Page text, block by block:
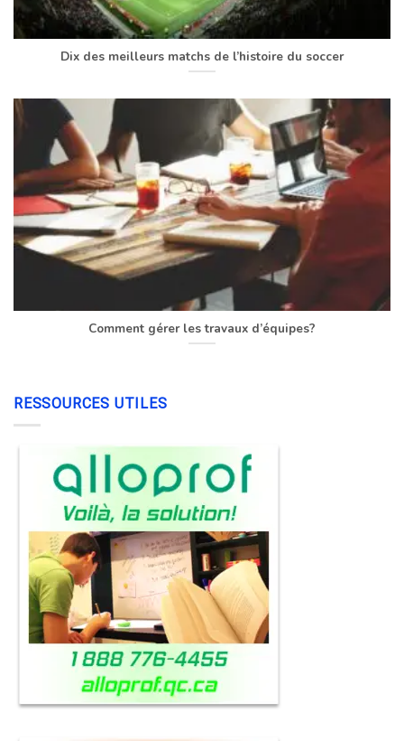
Dix des meilleurs matchs de l’histoire du soccer
Comment gérer les travaux d’équipes?
RESSOURCES UTILES